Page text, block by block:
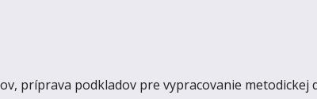
príprava podkladov pre vypracovanie metodickej